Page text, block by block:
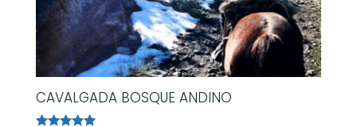
CAVALGADA BOSQUE ANDINO